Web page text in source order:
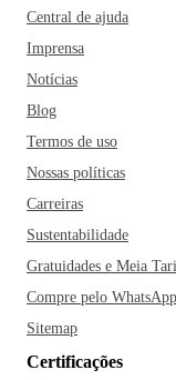
Central de ajuda
Imprensa
Notícias
Blog
Termos de uso
Nossas políticas
Carreiras
Sustentabilidade
Gratuidades e Meia
Compre pelo WhatsApp
Sitemap
Certificações